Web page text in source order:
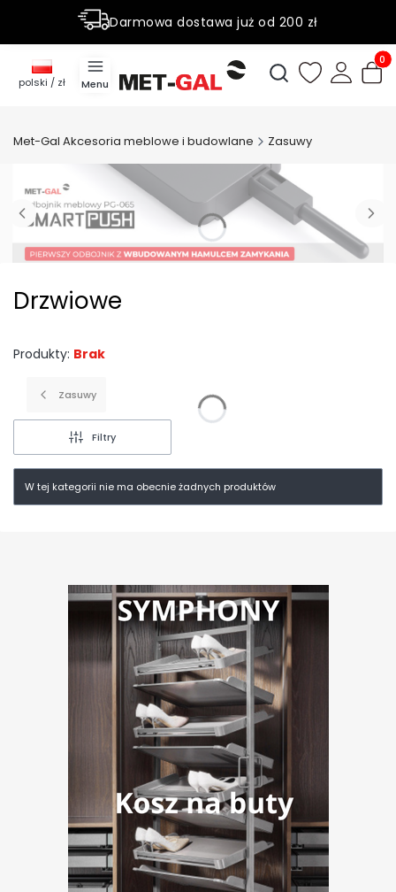
Darmowa dostawa już od 200 zł
Rabaty do 50% na wybrane produky
Menu
Otwórz
polski / zł
Met-Gal Akcesoria meblowe i budowlane Zasuwy
Drzwiowe
Produkty: Brak
Zasuwy
Filtry
W tej kategorii nie ma obecnie żadnych produktów